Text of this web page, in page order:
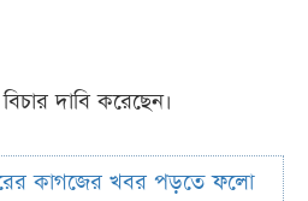
দাবি করেছেন।
কাগজের খবর পড়তে ফলো